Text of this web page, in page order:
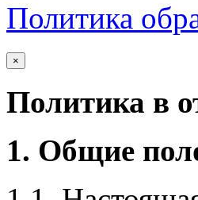
Политика
×
Политика в
1. Общие